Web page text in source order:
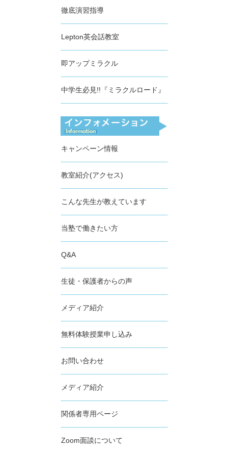
徹底演習指導
Lepton英会話教室
即アップミラクル
中学生必見!!『ミラクルロード』
キャンペーン情報
教室紹介(アクセス)
こんな先生が教えています
当塾で働きたい方
Q&A
生徒・保護者からの声
メディア紹介
無料体験授業申し込み
お問い合わせ
メディア紹介
関係者専用ページ
Zoom面談について